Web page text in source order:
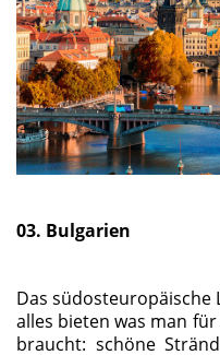
03. Bulgarien
Das südosteuropäische
alles bieten was man
braucht: schöne